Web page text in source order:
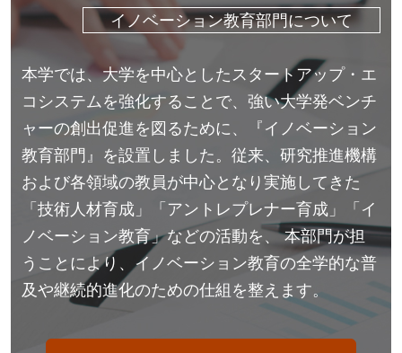
イノベーション教育部門について
本学では、大学を中心としたスタートアップ・エ
コシステムを強化することで、強い大学発ベンチ
ャーの創出促進を図るために、『イノベーション
教育部門』を設置しました。従来、研究推進機構
および各領域の教員が中心となり実施してきた
「技術人材育成」「アントレプレナー育成」「イ
ノベーション教育」などの活動を、 本部門が担
うことにより、イノベーション教育の全学的な普
及や継続的進化のための仕組を整えます。